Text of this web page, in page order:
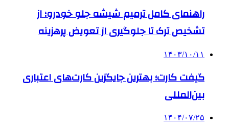
راهنمای کامل ترمیم شیشه جلو خودرو؛ از
تشخیص ترک تا جلوگیری از تعویض پرهزینه
۱۴۰۳/۱۰/۱۱
گیفت کارت؛ بهترین جایگزین کارت‌های اعتباری
بین‌المللی
۱۴۰۴/۰۷/۲۵